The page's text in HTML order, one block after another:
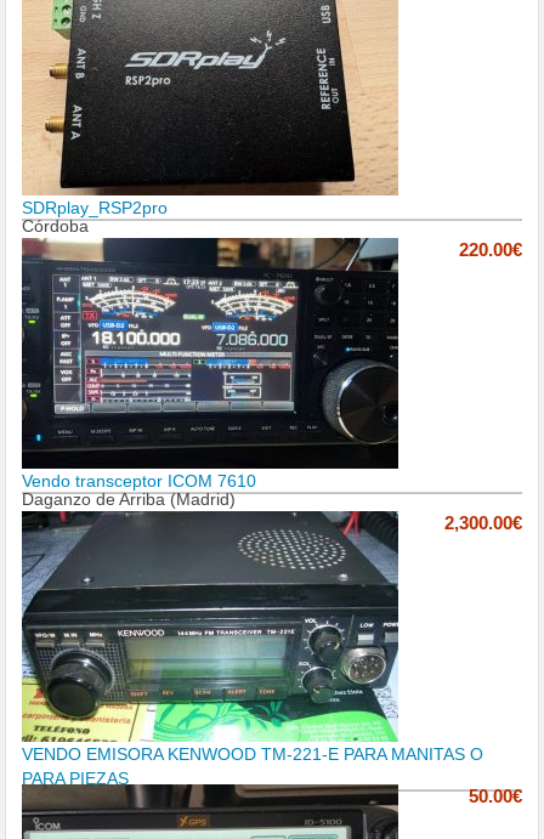
SDRplay_RSP2pro
Córdoba
220.00€
Vendo transceptor ICOM 7610
Daganzo de Arriba (Madrid)
2,300.00€
VENDO EMISORA KENWOOD TM-221-E PARA MANITAS O
PARA PIEZAS
50.00€